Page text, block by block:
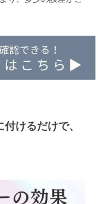
けるだけで、